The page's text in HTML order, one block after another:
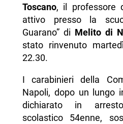
Toscano, il professore
attivo presso la
Guarano” di Melito di
stato rinvenuto
22.30.
I carabinieri della
Napoli, dopo un lungo
dichiarato in
scolastico 54enne,